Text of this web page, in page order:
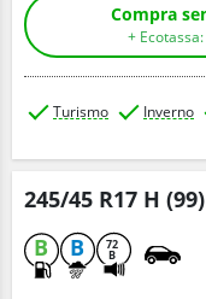
Turismo Inverno
245/45 R17 H (99)
B
B 72
B